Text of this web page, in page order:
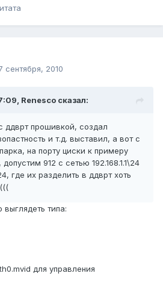
сентября, 2010
Renesco сказал:
ддврт прошивкой, создал
и т.д. выставил, а вот с
на порту циски к примеру
912 с сетью 192.168.1.1\24
где их разделить в ддврт хоть
типа:
для управления